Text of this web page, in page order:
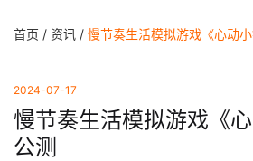
首页 / 资讯 / 慢节奏生活模拟游戏《心动
2024-07-17
慢节奏生活模拟游戏《
公测